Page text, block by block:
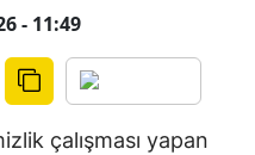
- 11:49
çalışması yapan